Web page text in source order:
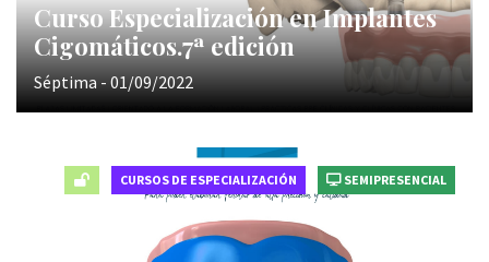
Curso Especialización en Implantes
Cigomáticos.7ª edición
Séptima - 01/09/2022
CURSOS DE ESPECIALIZACIÓN SEMIPRESENCIAL